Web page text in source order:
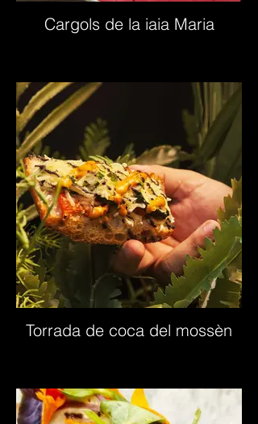
Cargols de la iaia Maria
Torrada de coca del mossèn